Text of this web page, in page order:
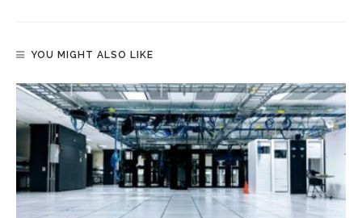
YOU MIGHT ALSO LIKE